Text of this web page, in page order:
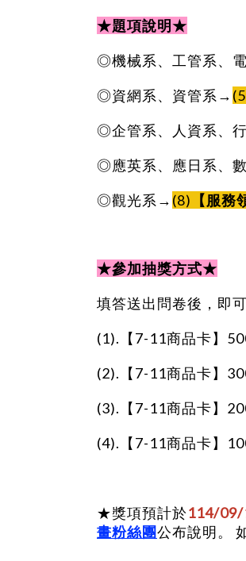
★題項說明★
◎機械系、工管系、
◎資網系、資管系→
◎企管系、人資系、
◎應英系、應日系、
◎觀光系→ (8) 【服務
★參加抽獎方式★
填答送出問卷後，即
(1).【7-11商品卡】
(2).【7-11商品卡】
(3).【7-11商品卡】
(4).【7-11商品卡】
★獎項預計於114/09/
畫粉絲團公布說明。